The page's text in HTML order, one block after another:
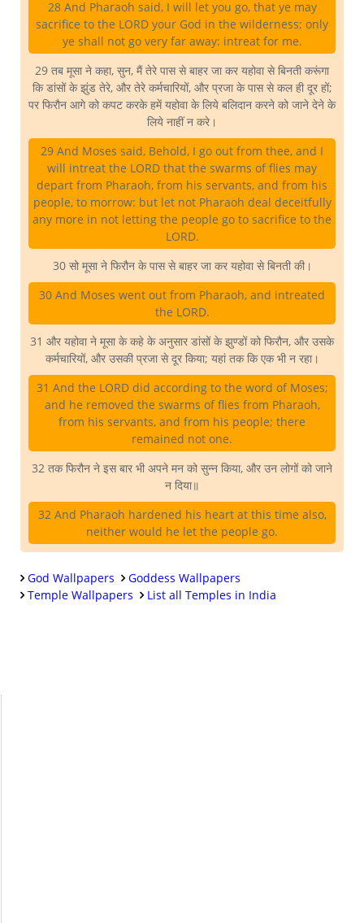
28 And Pharaoh said, I will let you go, that ye may
sacrifice to the LORD your God in the wilderness; only
ye shall not go very far away: intreat for me.
29 तब मूसा ने कहा, सुन, मैं तेरे पास से बाहर जा कर यहोवा से बिनती करूंगा
कि डांसों के झुंड तेरे, और तेरे कर्मचारियों, और प्रजा के पास से कल ही दूर हों;
पर फिरौन आगे को कपट करके हमें यहोवा के लिये बलिदान करने को जाने देने के
लिये नाहीं न करे।
29 And Moses said, Behold, I go out from thee, and I
will intreat the LORD that the swarms of flies may
depart from Pharaoh, from his servants, and from his
people, to morrow: but let not Pharaoh deal deceitfully
any more in not letting the people go to sacrifice to the
LORD.
30 सो मूसा ने फिरौन के पास से बाहर जा कर यहोवा से बिनती की।
30 And Moses went out from Pharaoh, and intreated
the LORD.
31 और यहोवा ने मूसा के कहे के अनुसार डांसों के झुण्डों को फिरौन, और उसके
कर्मचारियों, और उसकी प्रजा से दूर किया; यहां तक कि एक भी न रहा।
31 And the LORD did according to the word of Moses;
and he removed the swarms of flies from Pharaoh,
from his servants, and from his people; there
remained not one.
32 तक फिरौन ने इस बार भी अपने मन को सुन्न किया, और उन लोगों को जाने
न दिया॥
32 And Pharaoh hardened his heart at this time also,
neither would he let the people go.
God Wallpapers
Goddess Wallpapers
Temple Wallpapers
List all Temples in India